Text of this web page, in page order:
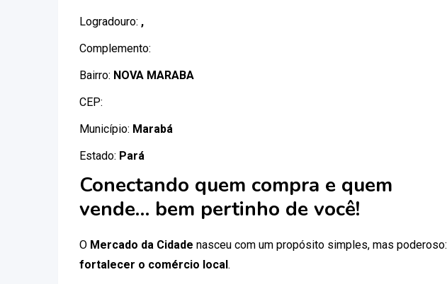
Logradouro: ,
Complemento:
Bairro: NOVA MARABA
CEP:
Município: Marabá
Estado: Pará
Conectando quem compra e quem
vende… bem pertinho de você!
O Mercado da Cidade nasceu com um propósito simples, mas poderoso:
fortalecer o comércio local.